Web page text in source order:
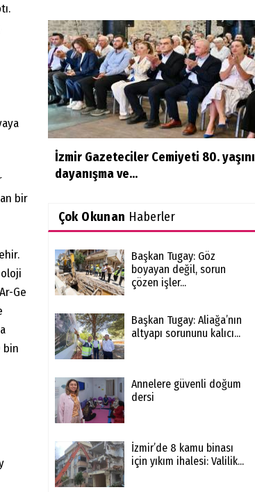
bir
Ge
bin
İzmir Gazeteciler Cemiyeti 80. yaşını
dayanışma ve...
Çok Okunan Haberler
Başkan Tugay: Göz
boyayan değil, sorun
çözen işler...
Başkan Tugay: Aliağa’nın
altyapı sorununu kalıcı...
Annelere güvenli doğum
dersi
İzmir’de 8 kamu binası
için yıkım ihalesi: Valilik...